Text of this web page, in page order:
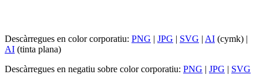
Descàrregues en color corporatiu: PNG | JPG | SVG | AI (cymk) |
AI (tinta plana)
Descàrregues en negatiu sobre color corporatiu: PNG | JPG | SVG